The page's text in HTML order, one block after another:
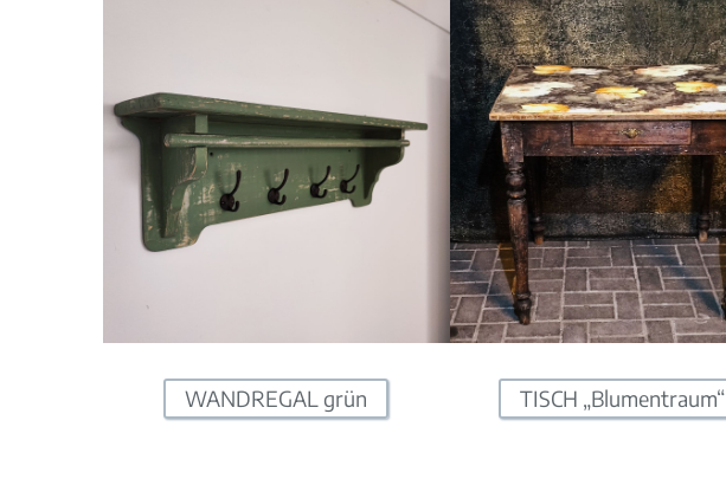
WANDREGAL grün TISCH „Blumentraum“